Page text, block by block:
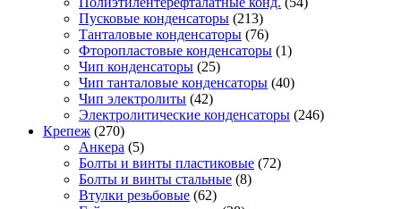
Пусковые конденсаторы (213)
Танталовые конденсаторы (76)
Фторопластовые конденсаторы (1)
Чип конденсаторы (25)
Чип танталовые конденсаторы (40)
Чип электролиты (42)
Электролитические конденсаторы (246)
Крепеж (270)
Анкера (5)
Болты и винты пластиковые (72)
Болты и винты стальные (8)
Втулки резьбовые (62)